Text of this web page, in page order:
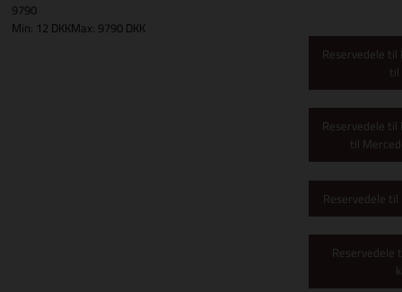
9790
Min: 12 DKKMax: 9790 DKK
Reservedele til
til
Reservedele til
til
Reservedele
Reservedele